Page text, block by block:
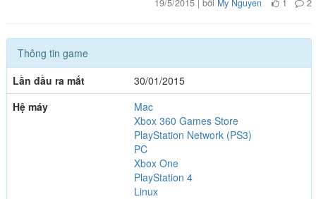
19/5/2015 | bởi My Nguyen 1 2
Thông tin game
Lần đầu ra mắt
30/01/2015
Hệ máy
Mac
Xbox 360 Games Store
PlayStation Network (PS3)
PC
Xbox One
PlayStation 4
Linux